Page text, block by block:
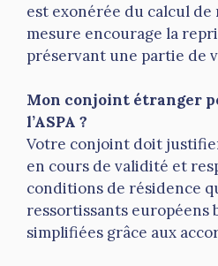
est exonérée du calcul de
mesure encourage la
préservant une partie de
Mon conjoint étranger
l’ASPA ?
Votre conjoint doit
en cours de validité et
conditions de résidence
ressortissants européens
simplifiées grâce aux